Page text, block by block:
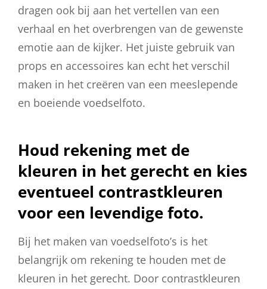
dragen ook bij aan het vertellen van een
verhaal en het overbrengen van de gewenste
emotie aan de kijker. Het juiste gebruik van
props en accessoires kan echt het verschil
maken in het creëren van een meeslepende
en boeiende voedselfoto.
Houd rekening met de
kleuren in het gerecht en kies
eventueel contrastkleuren
voor een levendige foto.
Bij het maken van voedselfoto’s is het
belangrijk om rekening te houden met de
kleuren in het gerecht. Door contrastkleuren